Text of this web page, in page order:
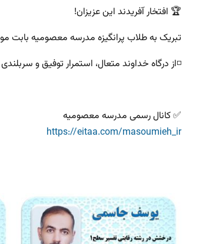
🏆 افتخار آفریدند این عزیزان!
تبریک به طلاب پرانگیزه مدرسه معصومیه بابت
◽️از درگاه خداوند متعال، استمرار توفیق و
✅ کانال رسمی مدرسه معصومیه
https://eitaa.com/masoumieh_ir